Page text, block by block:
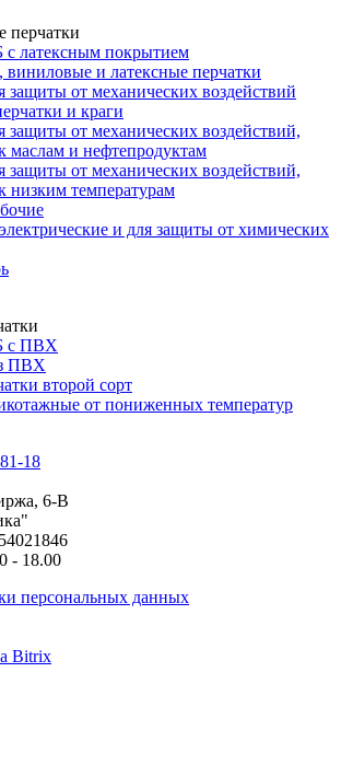
перчатки
латексным покрытием
и латексные перчатки
защиты от механических воздействий
и краги
защиты от механических воздействий,
маслам и нефтепродуктам
защиты от механических воздействий,
низким температурам
и для защиты от химических
с ПВХ
ПВХ
второй сорт
от пониженных температур
18
6-В
- 18.00
персональных данных
Bitrix